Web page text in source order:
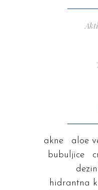
akne aloe
bubuljice
hidrantna